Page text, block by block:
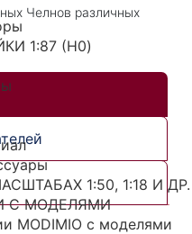
1:87 (H0)
1:50, 1:18 И ДР.
С МОДЕЛЯМИ
MODIMIO с моделями
Челнов различных